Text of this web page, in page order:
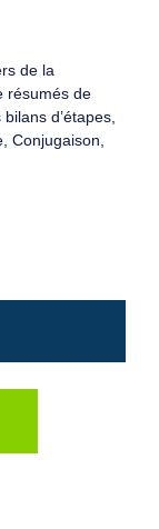
de la
résumés de
d’étapes,
Conjugaison,